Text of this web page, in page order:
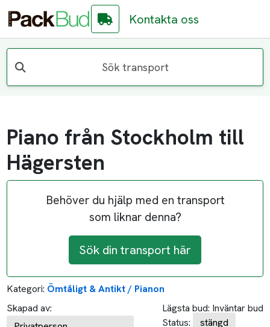
Kontakta oss
Sök transport
Piano från Stockholm till
Hägersten
Behöver du hjälp med en transport
som liknar denna?
Sök din transport här
Kategori: Ömtåligt & Antikt / Pianon
Skapad av:
Lägsta bud: Inväntar bud
Status:
stängd